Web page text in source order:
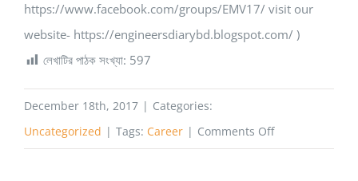
https://www.facebook.com/groups/EMV17/ visit our
website- https://engineersdiarybd.blogspot.com/ )
লেখাটির পাঠক সংখ্যা: 597
December 18th, 2017 | Categories:
Uncategorized | Tags: Career | Comments Offon